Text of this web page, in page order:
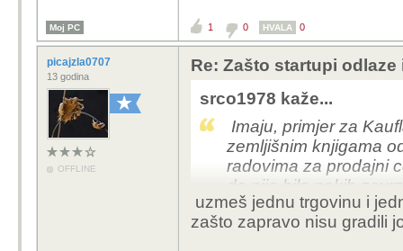
Moj PC 1 0 HVALA 0
picajzla0707
13 godina
OFFLINE
Re: Zašto startupi
srco1978 kaže...
Imaju, primjer za
zemljišnim knjigama
radovima za prodajni
da nije bilo nekih
naveo,veliki su imaju
naše biriokracije...
uzmeš jednu trgovinu i
zašto zapravo nisu gradili